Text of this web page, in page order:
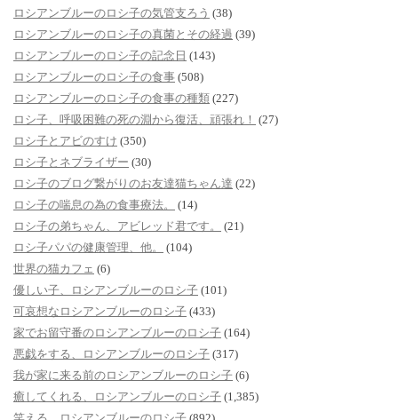
ロシアンブルーのロシ子の気管支ろう (38)
ロシアンブルーのロシ子の真菌とその経過 (39)
ロシアンブルーのロシ子の記念日 (143)
ロシアンブルーのロシ子の食事 (508)
ロシアンブルーのロシ子の食事の種類 (227)
ロシ子、呼吸困難の死の淵から復活、頑張れ！ (27)
ロシ子とアビのすけ (350)
ロシ子とネブライザー (30)
ロシ子のブログ繋がりのお友達猫ちゃん達 (22)
ロシ子の喘息の為の食事療法。
(14)
ロシ子の弟ちゃん、アビレッド君です。
(21)
ロシ子パパの健康管理、他。
(104)
世界の猫カフェ (6)
優しい子、ロシアンブルーのロシ子 (101)
可哀想なロシアンブルーのロシ子 (433)
家でお留守番のロシアンブルーのロシ子 (164)
悪戯をする、ロシアンブルーのロシ子 (317)
我が家に来る前のロシアンブルーのロシ子 (6)
癒してくれる、ロシアンブルーのロシ子 (1,385)